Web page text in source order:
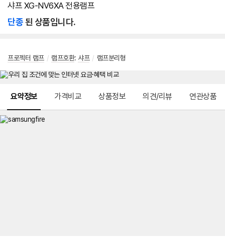
샤프 XG-NV6XA 전용램프
단종된 상품입니다.
프로젝터 램프 / 램프호환: 샤프 / 램프분리형
요약정보 가격비교 상품정보 의견/리뷰 연관상품